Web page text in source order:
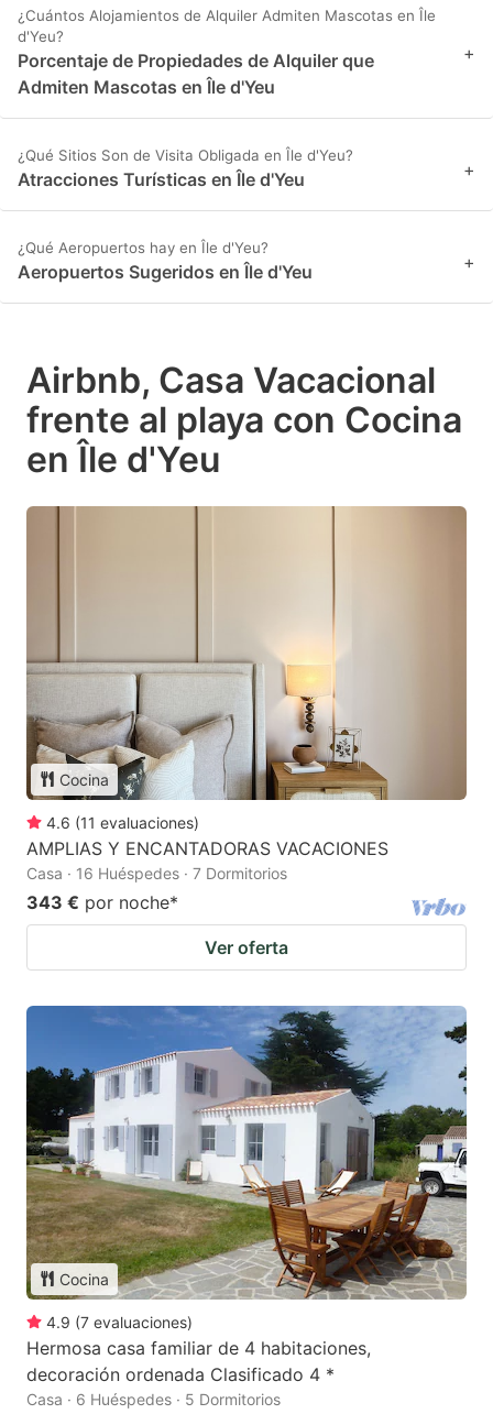
¿Cuántos Alojamientos de Alquiler Admiten Mascotas en Île
d'Yeu?
Porcentaje de Propiedades de Alquiler que
Admiten Mascotas en Île d'Yeu
+
¿Qué Sitios Son de Visita Obligada en Île d'Yeu?
Atracciones Turísticas en Île d'Yeu +
¿Qué Aeropuertos hay en Île d'Yeu?
Aeropuertos Sugeridos en Île d'Yeu +
Airbnb, Casa Vacacional
frente al playa con Cocina
en Île d'Yeu
Cocina
4.6 (11 evaluaciones)
AMPLIAS Y ENCANTADORAS VACACIONES
Casa · 16 Huéspedes · 7 Dormitorios
343 € por noche*
Ver oferta
Cocina
4.9 (7 evaluaciones)
Hermosa casa familiar de 4 habitaciones,
decoración ordenada Clasificado 4 *
Casa · 6 Huéspedes · 5 Dormitorios